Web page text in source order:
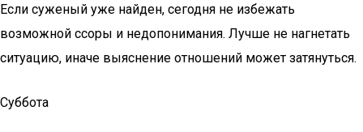
Если суженый уже найден, сегодня не избежать
возможной ссоры и недопонимания. Лучше не нагнетать
ситуацию, иначе выяснение отношений может затянуться.
Суббота